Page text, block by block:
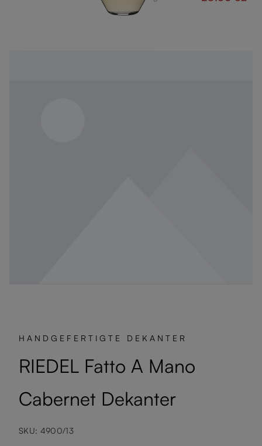
HANDGEFERTIGTE DEKANTER
RIEDEL Fatto A Mano
Cabernet Dekanter
SKU: 4900/13